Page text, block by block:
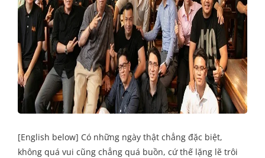
[English below] Có những ngày thật chẳng đặc biệt,
không quá vui cũng chẳng quá buồn, cứ thế lặng lẽ trôi